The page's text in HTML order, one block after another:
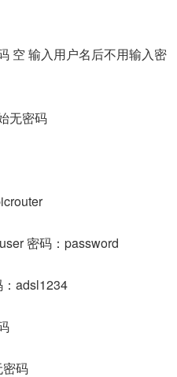
空 输入用户名后不用输入密
无密码
密码：password
adsl1234
码